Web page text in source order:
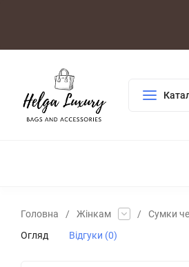
Головна / Жінкам / Сумки
Огляд
Відгуки (0)